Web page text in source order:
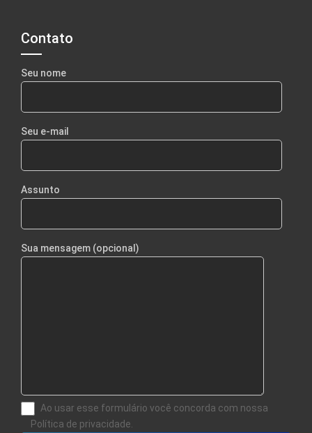
Contato
Seu nome
Seu e-mail
Assunto
Sua mensagem (opcional)
Ao usar esse formulário você concorda com nossa
Política de privacidade.